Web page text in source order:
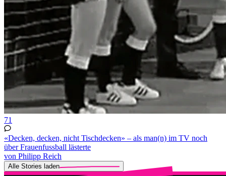
71
«Decken, decken, nicht Tischdecken» – als man(n) im TV noch
über Frauenfussball lästerte
von Philipp Reich
Alle Stories laden